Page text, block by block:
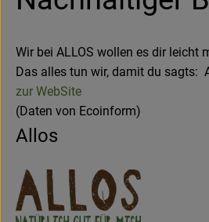
Wir bei ALLOS wollen es dir leicht
Das alles tun wir, damit du sagts:
zur WebSite
(Daten von Ecoinform)
Allos